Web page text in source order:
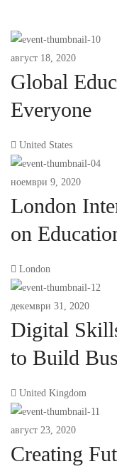
август 18, 2020
Global
Everyone
United States
ноември 9, 2020
London
on
London
декември 31, 2020
Digital
to Build
United Kingdom
август 23, 2020
Creating